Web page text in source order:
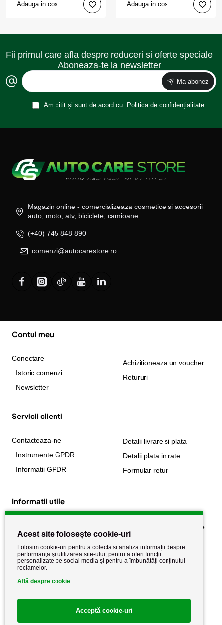
Adauga in cos Adauga in cos
Fii primul care afla despre reduceri si oferte speciale
Aboneaza-te la newsletter
Ma abonez
Am citit și sunt de acord cu Politica de confidențialitate
Magazin online - comercializeaza cosmetice si accesorii
auto, moto, atv, biciclete, camioane
(+40) 745 848 890
comenzi@autocarestore.ro
Contul meu
Conectare
Istoric comenzi
Newsletter
Achizitioneaza un voucher
Retururi
Servicii clienti
Contacteaza-ne
Instrumente GPDR
Informatii GPDR
Detalii livrare si plata
Detalii plata in rate
Formular retur
Informatii utile
Politica de cookie
Politica de confidențialitate
Termeni si conditii
Acest site folosește cookie-uri
Folosim cookie-uri pentru a colecta si analiza informații despre
performanța și utilizarea site-ului, pentru a oferi funcții
personalizate pe social media și pentru a îmbunătăți conținutul
reclamelor.
Află despre cookie
Acceptă cookie-uri